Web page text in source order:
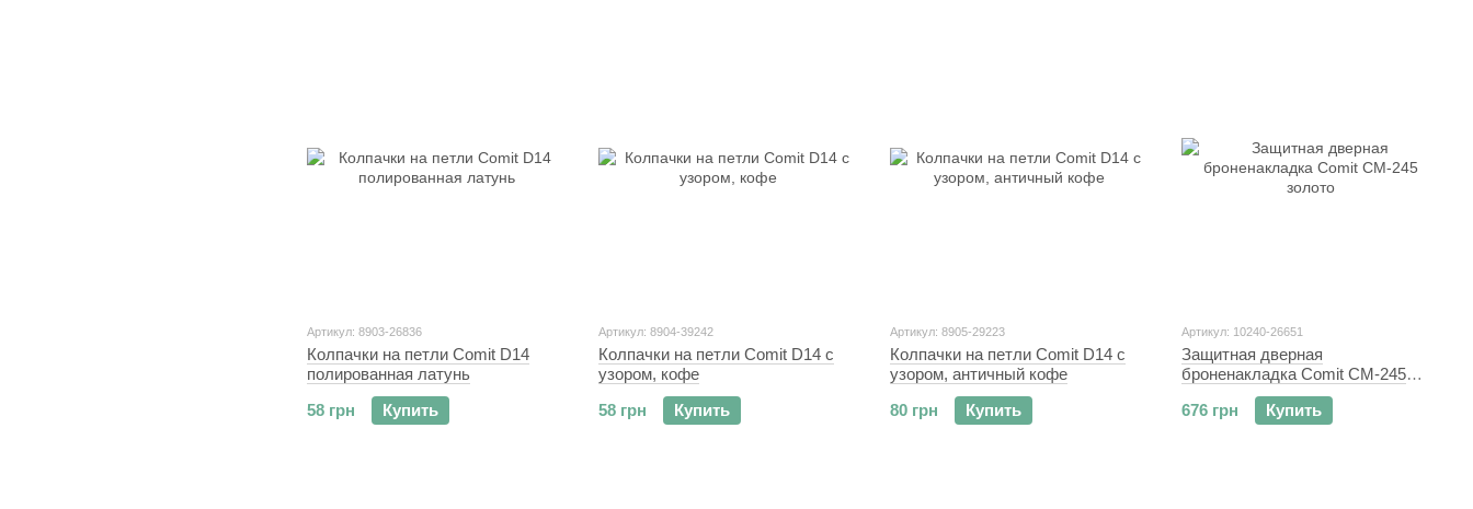
Артикул: 8903-26836
Колпачки на петли Comit D14
полированная латунь
58 грн
Купить
Артикул: 8904-39242
Колпачки на петли Comit D14 с
узором, кофе
58 грн
Купить
Артикул: 8905-29223
Колпачки на петли Comit D14 с
узором, античный кофе
80 грн
Купить
Артикул: 10240-26651
Защитная дверная
броненакладка Comit CM-245
676 грн
Купить